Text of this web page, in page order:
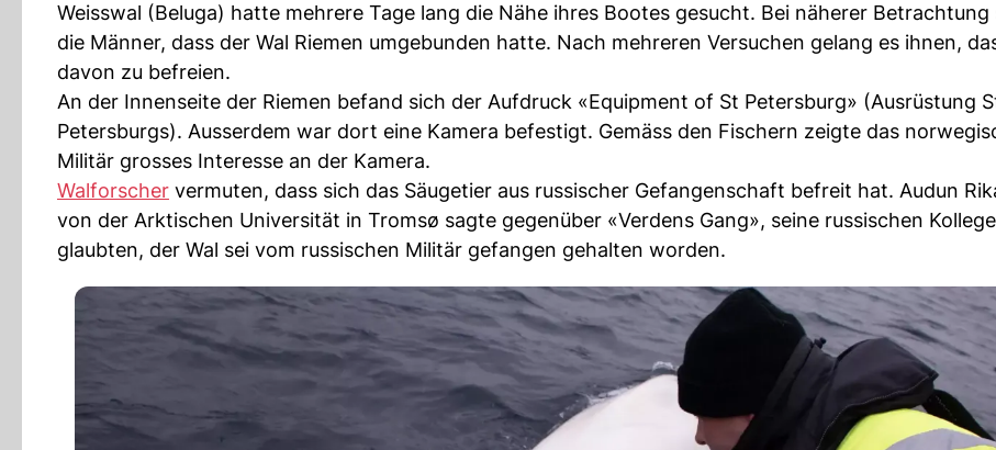
Weisswal (Beluga) hatte mehrere Tage lang die Nähe ihres Bootes gesucht. Bei näherer Betrachtung
die Männer, dass der Wal Riemen umgebunden hatte. Nach mehreren Versuchen gelang es ihnen,
davon zu befreien.
An der Innenseite der Riemen befand sich der Aufdruck «Equipment of St Petersburg» (Ausrüstung
Petersburgs). Ausserdem war dort eine Kamera befestigt. Gemäss den Fischern zeigte das
Militär grosses Interesse an der Kamera.
Walforscher vermuten, dass sich das Säugetier aus russischer Gefangenschaft befreit hat. Audun
von der Arktischen Universität in Tromsø sagte gegenüber «Verdens Gang», seine russischen
glaubten, der Wal sei vom russischen Militär gefangen gehalten worden.